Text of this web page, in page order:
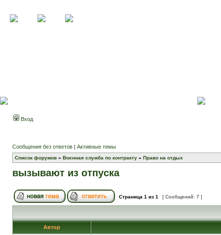
Вход
Сообщения без ответов | Активные темы
Список форумов » Военная служба по контракту » Право на отдых
вызывают из отпуска
Страница 1 из 1 [ Сообщений: 7 ]
Автор